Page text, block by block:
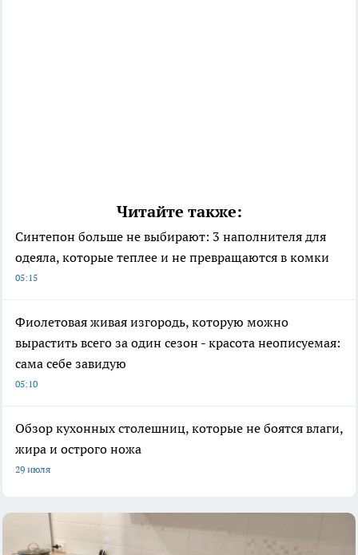
Читайте также:
Синтепон больше не выбирают: 3 наполнителя для
одеяла, которые теплее и не превращаются в комки
05:15
Фиолетовая живая изгородь, которую можно
вырастить всего за один сезон - красота неописуемая:
сама себе завидую
05:10
Обзор кухонных столешниц, которые не боятся влаги,
жира и острого ножа
29 июля